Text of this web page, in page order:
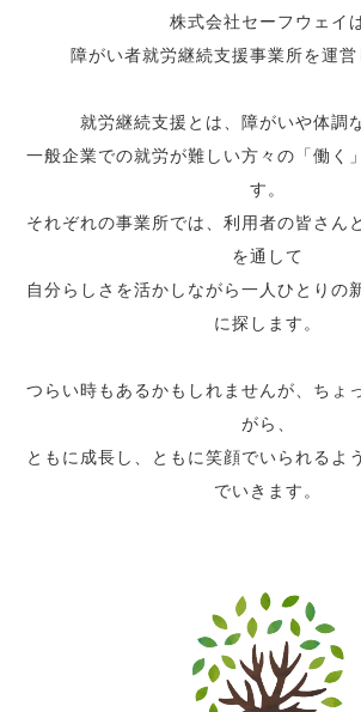
株式会社セーフウェイ
障がい者就労継続支援事業所を運営
就労継続支援とは、障がいや体調
一般企業での就労が難しい方々の「働く
す。
それぞれの事業所では、利用者の皆さん
を通して
自分らしさを活かしながら一人ひとりの
に探します。
つらい時もあるかもしれませんが、ちょ
がら、
ともに成長し、ともに笑顔でいられるよ
でいきます。